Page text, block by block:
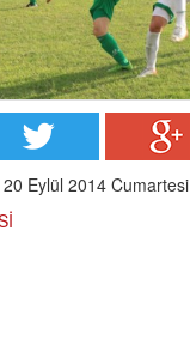
20 Eylül 2014 Cumartesi